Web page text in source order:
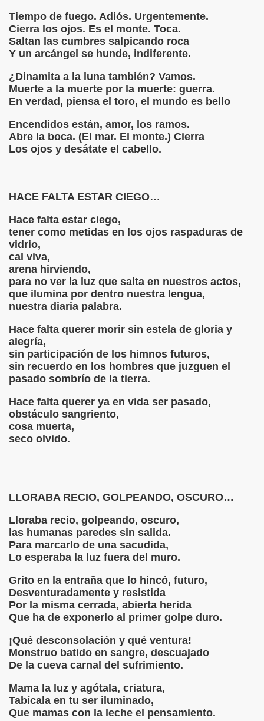
Tiempo de fuego. Adiós. Urgentemente.
Cierra los ojos. Es el monte. Toca.
Saltan las cumbres salpicando roca
Y un arcángel se hunde, indiferente.
¿Dinamita a la luna también? Vamos.
Muerte a la muerte por la muerte: guerra.
En verdad, piensa el toro, el mundo es bello
Encendidos están, amor, los ramos.
Abre la boca. (El mar. El monte.) Cierra
Los ojos y desátate el cabello.
HACE FALTA ESTAR CIEGO…
Hace falta estar ciego,
tener como metidas en los ojos raspaduras de
vidrio,
cal viva,
arena hirviendo,
para no ver la luz que salta en nuestros actos,
que ilumina por dentro nuestra lengua,
nuestra diaria palabra.
Hace falta querer morir sin estela de gloria y
alegría,
sin participación de los himnos futuros,
sin recuerdo en los hombres que juzguen el
pasado sombrío de la tierra.
Hace falta querer ya en vida ser pasado,
obstáculo sangriento,
cosa muerta,
seco olvido.
LLORABA RECIO, GOLPEANDO, OSCURO…
Lloraba recio, golpeando, oscuro,
las humanas paredes sin salida.
Para marcarlo de una sacudida,
Lo esperaba la luz fuera del muro.
Grito en la entraña que lo hincó, futuro,
Desventuradamente y resistida
Por la misma cerrada, abierta herida
Que ha de exponerlo al primer golpe duro.
¡Qué desconsolación y qué ventura!
Monstruo batido en sangre, descuajado
De la cueva carnal del sufrimiento.
Mama la luz y agótala, criatura,
Tabícala en tu ser iluminado,
Que mamas con la leche el pensamiento.
-POETA PERUANO
por Piedra negra sobre una piedra blanca por
por César Vallejo
Jean Arthur Rimbaud
“Canje y Me sirve y no me sirve”
FUERA MUJER”
DE TI – Voz y montaje musical Manuel Mulciber
de Ibarbourou
EGUREN
Pizarnik
CANTO VII
CANTO VI
CANTO V